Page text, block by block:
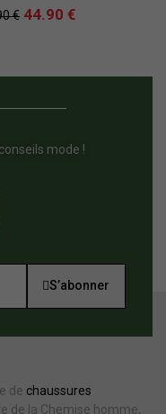
€ 44.90 €
mode !
S’abonner
de chaussures
de la Chemise homme,